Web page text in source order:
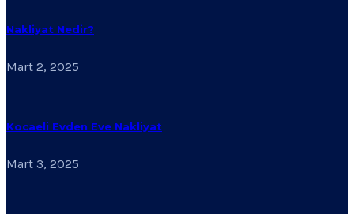
Nakliyat Nedir?
Mart 2, 2025
Kocaeli Evden Eve Nakliyat
Mart 3, 2025